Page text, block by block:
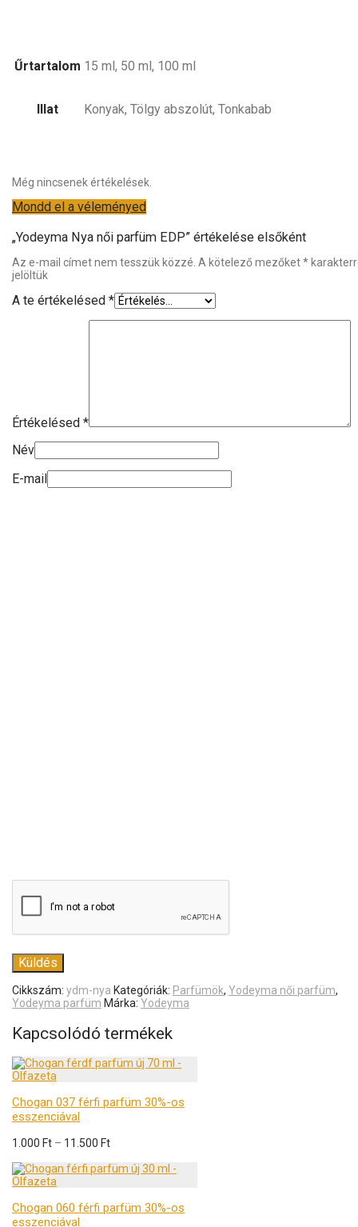
Űrtartalom 15 ml, 50 ml, 100 ml
Illat Konyak, Tölgy abszolút, Tonkabab
Még nincsenek értékelések.
Mondd el a véleményed
„Yodeyma Nya női parfüm EDP” értékelése elsőként
Az e-mail címet nem tesszük közzé. A kötelező mezőket*
jelöltük
A te értékelésed *
Értékelésed *
Név
E-mail
Cikkszám: ydm-nya Kategóriák: Parfümök, Yodeyma női parfüm,
Yodeyma parfüm Márka: Yodeyma
Kapcsolódó termékek
Chogan 037 férfi parfüm 30%-os
esszenciával
1.000 Ft – 11.500 Ft
Chogan 060 férfi parfüm 30%-os
esszenciával